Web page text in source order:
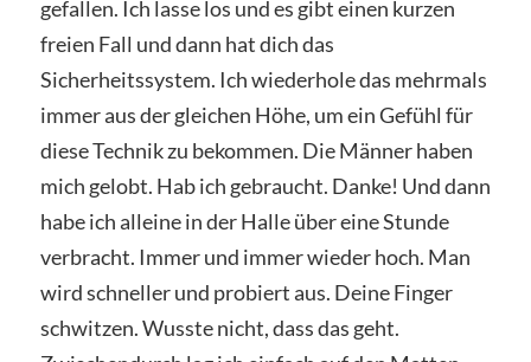
gefallen. Ich lasse los und es gibt einen kurzen
freien Fall und dann hat dich das
Sicherheitssystem. Ich wiederhole das mehrmals
immer aus der gleichen Höhe, um ein Gefühl für
diese Technik zu bekommen. Die Männer haben
mich gelobt. Hab ich gebraucht. Danke! Und dann
habe ich alleine in der Halle über eine Stunde
verbracht. Immer und immer wieder hoch. Man
wird schneller und probiert aus. Deine Finger
schwitzen. Wusste nicht, dass das geht.